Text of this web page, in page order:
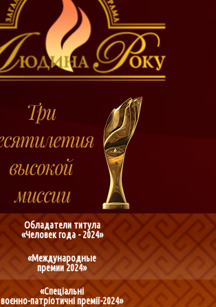
Обладатели титула
«Человек года - 2024»
«Международные
премии 2024»
«Спеціальні
воєнно-патріотичні премії-2024»